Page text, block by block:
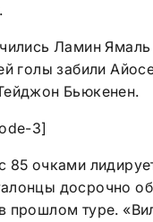
Ламин
голы забили
Бьюкенен.
3]
85 очками
досрочно
прошлом туре.